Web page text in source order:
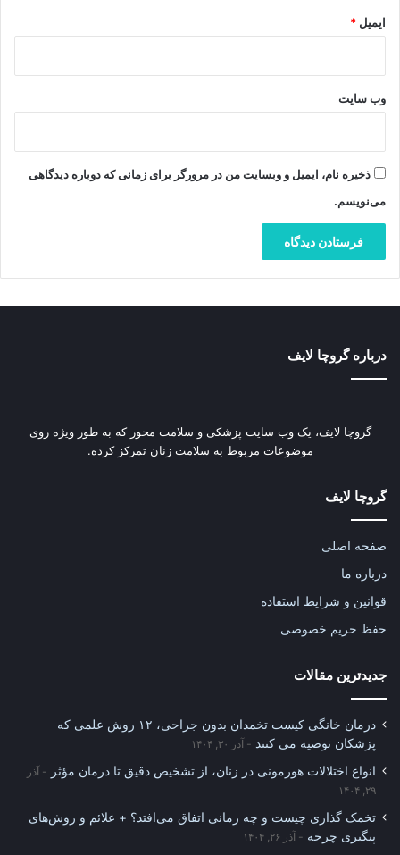
ایمیل *
وب‌ سایت
ذخیره نام، ایمیل و وبسایت من در مرورگر برای زمانی که دوباره دیدگاهی
می‌نویسم.
درباره گروچا لایف
گروچا لایف، یک وب‌ سایت پزشکی و سلامت محور که به طور ویژه روی
موضوعات مربوط به سلامت زنان تمرکز کرده.
گروچا لایف
صفحه اصلی
درباره ما
قوانین و شرایط استفاده
حفظ حریم خصوصی
جدیدترین مقالات
درمان خانگی کیست تخمدان بدون جراحی، ۱۲ روش علمی که
پزشکان توصیه می کنند
آذر ۳۰, ۱۴۰۴
انواع اختلالات هورمونی در زنان، از تشخیص دقیق تا درمان مؤثر
آذر
۲۹, ۱۴۰۴
تخمک گذاری چیست و چه زمانی اتفاق می‌افتد؟ + علائم و روش‌های
پیگیری چرخه
آذر ۲۶, ۱۴۰۴